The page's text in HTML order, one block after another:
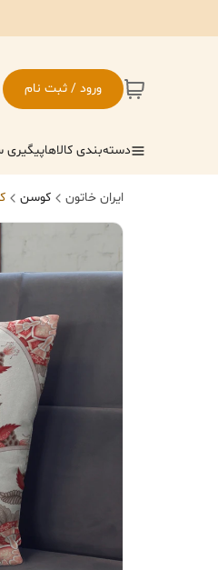
ورود / ثبت نام
دسته‌بندی کالاها
ایران خاتون کوسن